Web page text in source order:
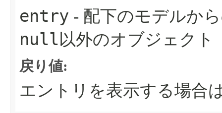
entry - 配下のモデルか
null以外のオブジェクト
戻り値:
エントリを表示する場合